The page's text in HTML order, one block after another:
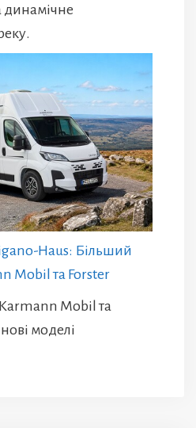
динамічне
Haus: Більший
Mobil та Forster
Mobil та
моделі